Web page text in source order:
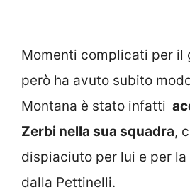
Momenti complicati per il
però ha avuto subito
Montana è stato infatti
Zerbi nella sua squadra,
dispiaciuto per lui e per
dalla Pettinelli.